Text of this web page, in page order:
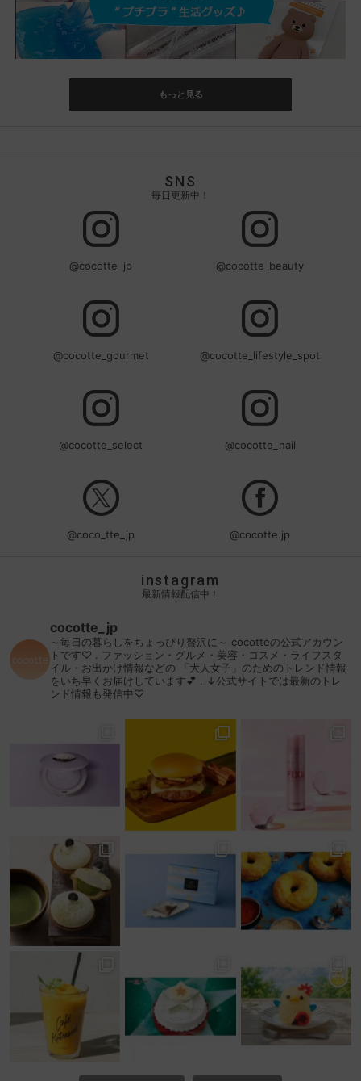
もっと見る
SNS
毎日更新中！
@cocotte_jp @cocotte_beauty
@cocotte_gourmet @cocotte_lifestyle_spot
@cocotte_select @cocotte_nail
@coco_tte_jp @cocotte.jp
instagram
最新情報配信中！
cocotte_jp
～毎日の暮らしをちょっぴり贅沢に～ cocotteの公式アカウン
トです♡ . ファッション・グルメ・美容・コスメ・ライフスタ
イル・お出かけ情報などの 「大人女子」のためのトレンド情報
をいち早くお届けしています💕 . ↓公式サイトでは最新のトレ
ンド情報も発信中♡